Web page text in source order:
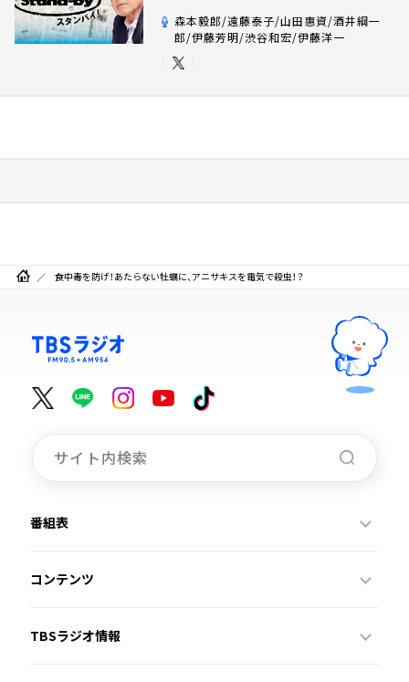
森本毅郎/遠藤泰子/山田惠資/酒井綱一
郎/伊藤芳明/渋谷和宏/伊藤洋一
食中毒を防げ！あたらない牡蠣に、アニサキスを電気で殺虫！？
番組表
コンテンツ
TBSラジオ情報